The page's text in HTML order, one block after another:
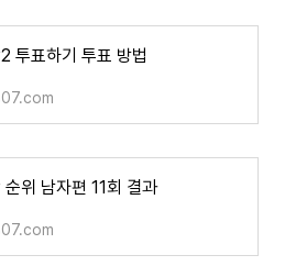
투표하기 투표 방법
순위 남자편 11회 결과